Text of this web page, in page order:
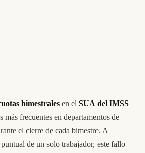
bimestrales en el SUA del IMSS
más frecuentes en departamentos de
el cierre de cada bimestre. A
de un solo trabajador, este fallo